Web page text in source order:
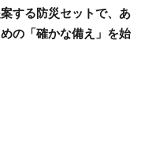
する防災セットで、あ
の「確かな備え」を始